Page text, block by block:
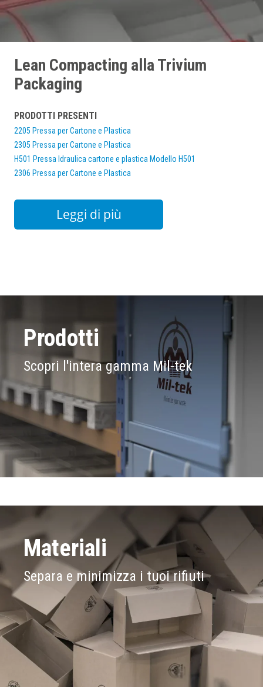
Lean Compacting alla Trivium
Packaging
Leggi di più
PRODOTTI PRESENTI
2205 Pressa per Cartone e Plastica
2305 Pressa per Cartone e Plastica
H501 Pressa Idraulica cartone e plastica Modello H501
2306 Pressa per Cartone e Plastica
Prodotti
Scopri l'intera gamma Mil-tek
Materiali
Separa e minimizza i tuoi rifiuti